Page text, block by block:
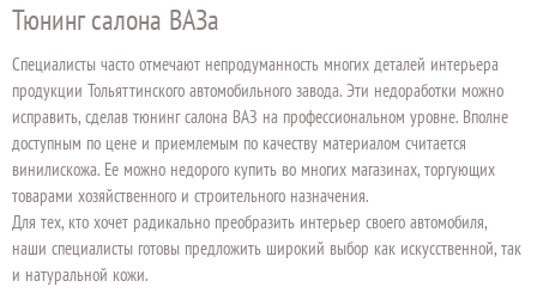
Тюнинг салона ВАЗа
Специалисты часто отмечают непродуманность многих деталей интерьера
продукции Тольяттинского автомобильного завода. Эти недоработки можно
исправить, сделав тюнинг салона ВАЗ на профессиональном уровне. Вполне
доступным по цене и приемлемым по качеству материалом считается
винилискожа. Ее можно недорого купить во многих магазинах, торгующих
товарами хозяйственного и строительного назначения.
Для тех, кто хочет радикально преобразить интерьер своего автомобиля,
наши специалисты готовы предложить широкий выбор как искусственной, так
и натуральной кожи.